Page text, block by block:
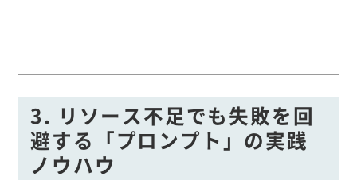
3. リソース不足でも失敗を回
避する「プロンプト」の実践
ノウハウ